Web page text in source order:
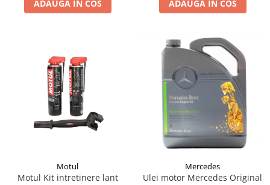
Lichid de frana
Filtru combustibil
Buson golire ulei
Filtru ulei moto
Filtru aer moto
Intretinere si curatare filtre moto
Curatare moto
ADAUGA IN COS ADAUGA IN COS
Motul
Motul Kit intretinere lant
Mercedes
Ulei motor Mercedes Original